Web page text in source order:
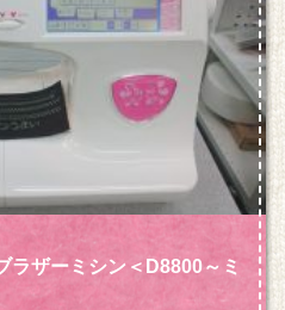
ラザーミシン＜D8800～ミ